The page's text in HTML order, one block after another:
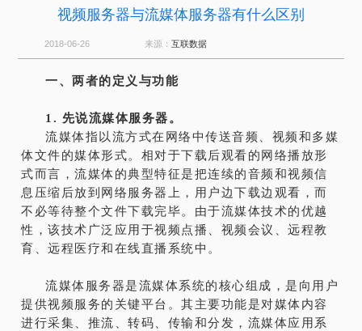
视频服务器与流媒体服务器有什么区别
2018-06-26 来源： 互联数据
一、两者的定义与功能
1. 先说流媒体服务器。
流媒体指以流方式在网络中传送音频、视频和多媒
体文件的媒体形式。相对于下载后观看的网络播放形
式而言，流媒体的典型特征是把连续的音频和视频信
息压缩后放到网络服务器上，用户边下载边观看，而
不必等待整个文件下载完毕。由于流媒体技术的优越
性，该技术广泛应用于视频点播、视频会议、远程教
育、远程医疗和在线直播系统中。
流媒体服务器是流媒体系统的核心组成，是向用户
提供视频服务的关键平台。其主要功能是对媒体内容
进行采集、推流、转码、传输和分发，流媒体应用系